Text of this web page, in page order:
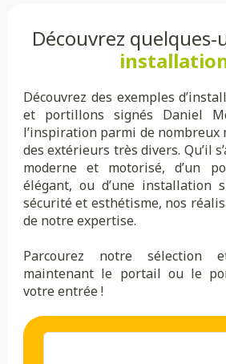
Découvrez quelques-
Découvrez des exemples
et portillons signés Daniel
l’inspiration parmi de nombreux
des extérieurs très divers. Qu’il
moderne et motorisé, d’un
élégant, ou d’une installation
sécurité et esthétisme, nos
de notre expertise.
Parcourez notre sélection
maintenant le portail ou le
votre entrée !